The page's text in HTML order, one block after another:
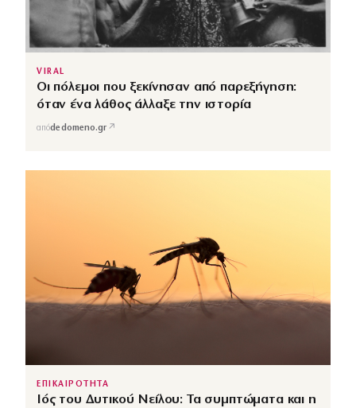
VIRAL
Οι πόλεμοι που ξεκίνησαν από παρεξήγηση:
όταν ένα λάθος άλλαξε την ιστορία
απόdedomeno.gr ↗
ΕΠΙΚΑΙΡΟΤΗΤΑ
Ιός του Δυτικού Νείλου: Τα συμπτώματα και η